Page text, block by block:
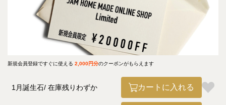
新規会員登録ですぐに使える 2,000円分のクーポンがもらえます
1月誕生石 在庫残りわずか カートに入れる